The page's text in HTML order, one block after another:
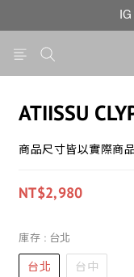
ATIISSU
商品尺寸皆以實際商
NT$2,980
庫存 : 台北
台北 台中